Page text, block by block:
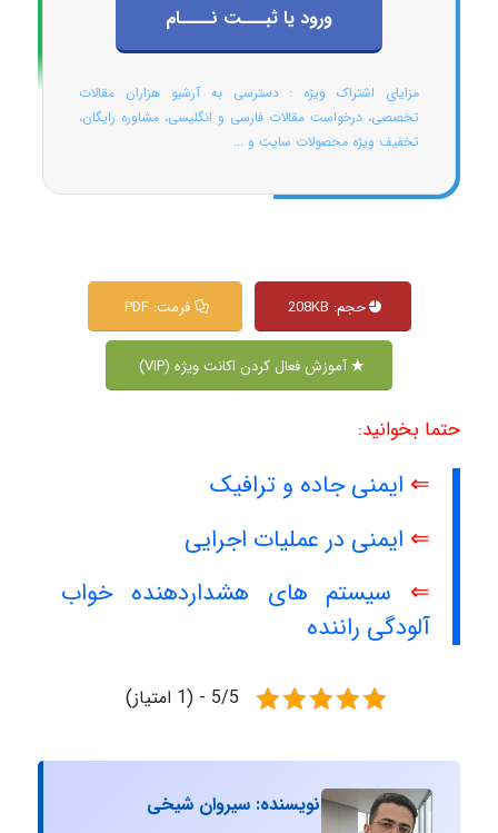
ورود یا ثبـــت نــــام
مزایای اشتراک ویژه : دسترسی به آرشیو هزاران مقالات
تخصصی، درخواست مقالات فارسی و انگلیسی، مشاوره رایگان،
تخفیف ویژه محصولات سایت و ...
حجم: 208KB فرمت: PDF
آموزش فعال کردن اکانت ویژه (VIP)
حتما بخوانید:
⇐ ایمنی جاده و ترافیک
⇐ ایمنی در عملیات اجرایی
⇐ سیستم های هشداردهنده خواب
آلودگی راننده
5/5 - (1 امتیاز)
نویسنده: سیروان شیخی